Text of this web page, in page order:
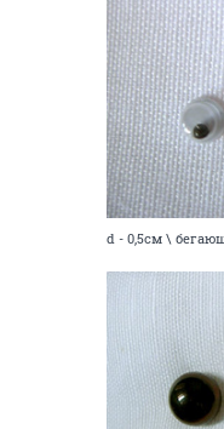
d - 0,5см \